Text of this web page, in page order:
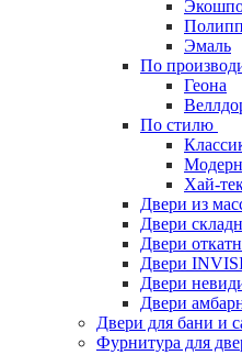
Эмаль
По
Геона
По стилю
Модерн
Хай-
Двери из
Двери
Двери
Двери
Двери
Двери
Двери для бани и
Фурнитура для